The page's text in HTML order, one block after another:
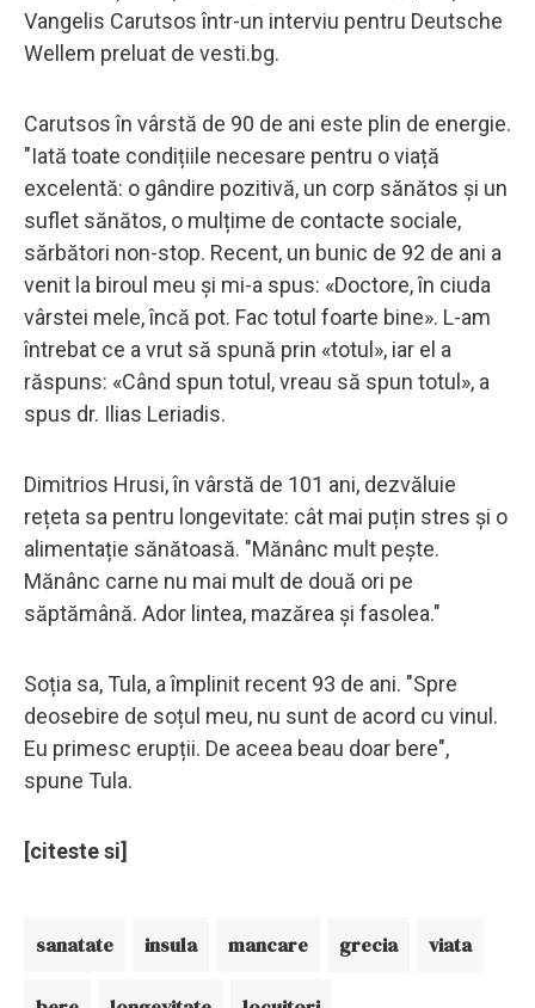
Vangelis Carutsos într-un interviu pentru Deutsche
Wellem preluat de vesti.bg.
Carutsos în vârstă de 90 de ani este plin de energie.
"Iată toate condițiile necesare pentru o viață
excelentă: o gândire pozitivă, un corp sănătos și un
suflet sănătos, o mulțime de contacte sociale,
sărbători non-stop. Recent, un bunic de 92 de ani a
venit la biroul meu și mi-a spus: «Doctore, în ciuda
vârstei mele, încă pot. Fac totul foarte bine». L-am
întrebat ce a vrut să spună prin «totul», iar el a
răspuns: «Când spun totul, vreau să spun totul», a
spus dr. Ilias Leriadis.
Dimitrios Hrusi, în vârstă de 101 ani, dezvăluie
rețeta sa pentru longevitate: cât mai puțin stres și o
alimentație sănătoasă. "Mănânc mult pește.
Mănânc carne nu mai mult de două ori pe
săptămână. Ador lintea, mazărea și fasolea."
Soția sa, Tula, a împlinit recent 93 de ani. "Spre
deosebire de soțul meu, nu sunt de acord cu vinul.
Eu primesc erupții. De aceea beau doar bere",
spune Tula.
[citeste si]
sanatate insula mancare grecia viata